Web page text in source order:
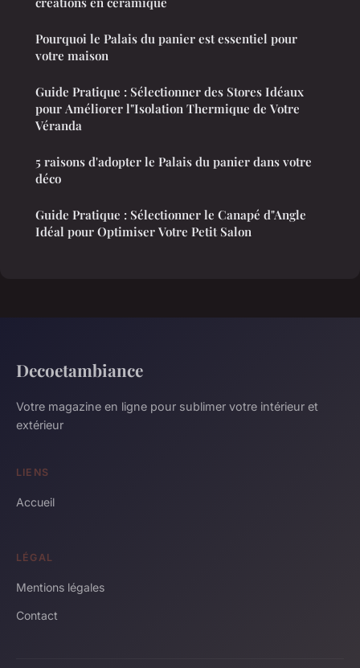
Pourquoi le Palais du panier est essentiel pour
votre maison
Guide Pratique : Sélectionner des Stores Idéaux
pour Améliorer l"Isolation Thermique de Votre
Véranda
5 raisons d'adopter le Palais du panier dans votre
déco
Guide Pratique : Sélectionner le Canapé d"Angle
Idéal pour Optimiser Votre Petit Salon
Decoetambiance
Votre magazine en ligne pour sublimer votre intérieur et
extérieur
LIENS
Accueil
LÉGAL
Mentions légales
Contact